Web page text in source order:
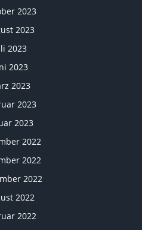
2023
2023
2023
2023
2023
2023
2023
2022
2022
2022
2022
2022